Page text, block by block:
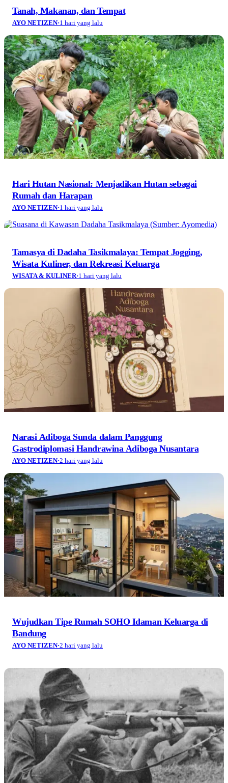
Tanah, Makanan, dan Tempat
AYO NETIZEN·1 hari yang lalu
Hari Hutan Nasional: Menjadikan Hutan sebagai
Rumah dan Harapan
AYO NETIZEN·1 hari yang lalu
Tamasya di Dadaha Tasikmalaya: Tempat Jogging,
Wisata Kuliner, dan Rekreasi Keluarga
WISATA & KULINER·1 hari yang lalu
Narasi Adiboga Sunda dalam Panggung
Gastrodiplomasi Handrawina Adiboga Nusantara
AYO NETIZEN·2 hari yang lalu
Wujudkan Tipe Rumah SOHO Idaman Keluarga di
Bandung
AYO NETIZEN·2 hari yang lalu